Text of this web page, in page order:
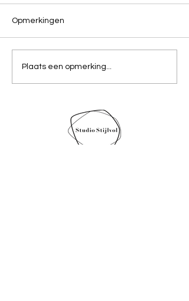
Opmerkingen
Plaats een opmerking...